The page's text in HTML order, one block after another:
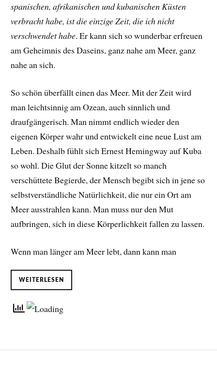
spanischen, afrikanischen und kubanischen Küsten
verbracht habe, ist die einzige Zeit, die ich nicht
verschwendet habe. Erkann sich so wunderbar erfreuen
am Geheimnis des Daseins, ganz nahe am Meer, ganz
nahe an sich.
So schön überfällt einen das Meer. Mit der Zeit wird
man leichtsinnig am Ozean, auch sinnlich und
draufgängerisch. Man nimmt endlich wieder den
eigenen Körper wahr und entwickelt eine neue Lust am
Leben. Deshalb fühlt sich Ernest Hemingway auf Kuba
so wohl. Die Glut der Sonne kitzelt so manch
verschüttete Begierde, der Mensch begibt sich in jene so
selbstverständliche Natürlichkeit, die nur ein Ort am
Meer ausstrahlen kann. Man muss nur den Mut
aufbringen, sich in diese Körperlichkeit fallen zu lassen.
Wenn man länger am Meer lebt, dann kann man
WEITERLESEN